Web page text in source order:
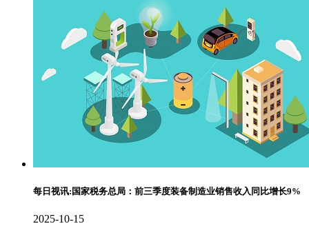
每日视讯:国家税务总局：前三季度装备制造业销售收入同比增长9%
2025-10-15